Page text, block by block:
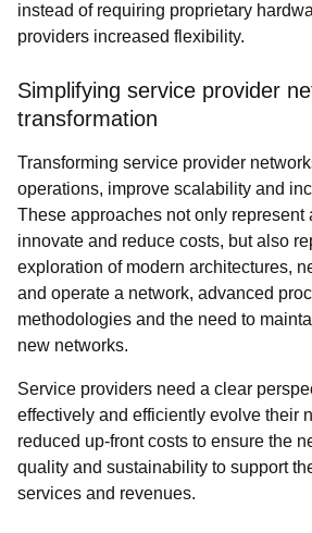
instead of requiring proprietary
providers increased flexibility.
Simplifying service provider
transformation
Transforming service provider
operations, improve scalability and
These approaches not only represent
innovate and reduce costs, but also
exploration of modern architectures,
and operate a network, advanced
methodologies and the need to
new networks.
Service providers need a clear
effectively and efficiently evolve their
reduced up-front costs to ensure the
quality and sustainability to support
services and revenues.